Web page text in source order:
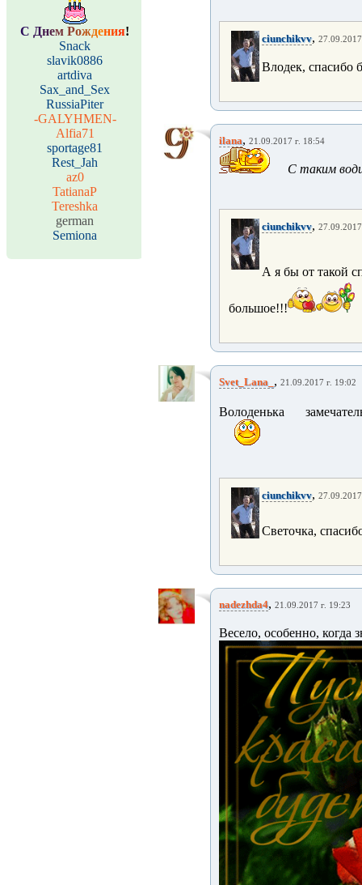
С Днем Рождения!
Snack
slavik0886
artdiva
Sax_and_Sex
RussiaPiter
-GALYHMEN-
Alfia71
sportage81
Rest_Jah
az0
TatianaP
Tereshka
german
Semiona
ciunchikvv,
Влодек, спасибо
ilana, 21.09.2017 г. 18:54
С таким
ciunchikvv,
А я бы от такой
большое!!!
Svet_Lana_ , 21.09.2017 г. 19:02
Володенька
ciunchikvv,
Светочка,
nadezhda4, 21.09.2017 г. 19:23
Весело, особенно, когда